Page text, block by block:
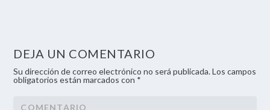
DEJA UN COMENTARIO
Su dirección de correo electrónico no será publicada. Los campos
obligatorios están marcados con *